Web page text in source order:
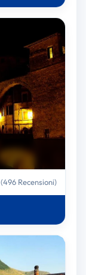
(496 Recensioni)